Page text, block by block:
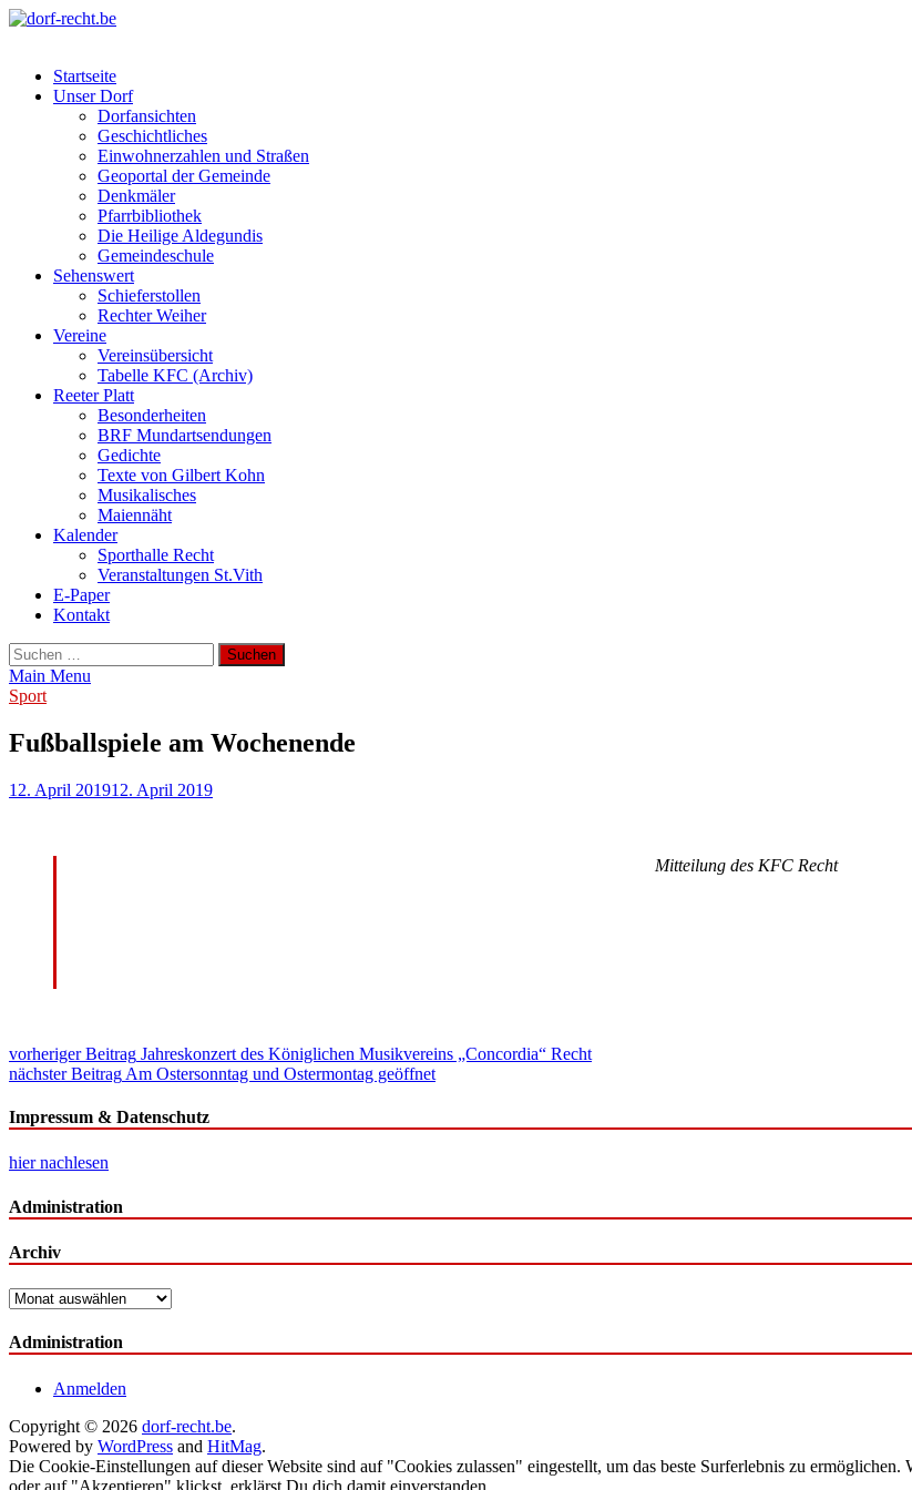
Skip
Startseite
Unser Dorf
Dorfansichten
Geschichtliches
Einwohnerzahlen und Straßen
Geoportal der Gemeinde
Denkmäler
Pfarrbibliothek
Die Heilige Aldegundis
Gemeindeschule
Sehenswert
Schieferstollen
Rechter Weiher
Vereine
Vereinsübersicht
Tabelle KFC (Archiv)
Reeter Platt
Besonderheiten
BRF Mundartsendungen
Gedichte
Texte von Gilbert Kohn
Musikalisches
Maiennäht
Kalender
Sporthalle Recht
Veranstaltungen St.Vith
E-Paper
Kontakt
Suchen
nach:
Main Menu
Sport
Fußballspiele am Wochenende
12. April 201912. April 2019
Mitteilung des KFC Recht
Beitragsnavigation
vorheriger Beitrag Jahreskonzert des Königlichen Musikvereins „Concordia“ Recht
nächster Beitrag Am Ostersonntag und Ostermontag geöffnet
Impressum & Datenschutz
hier nachlesen
Administration
Archiv
Archiv
Administration
Anmelden
Copyright © 2026 dorf-recht.be.
Powered by WordPress and HitMag.
Die Cookie-Einstellungen auf dieser Website sind auf "Cookies zulassen" eingestellt, um das beste Surferlebnis zu
oder auf "Akzeptieren" klickst, erklärst Du dich damit einverstanden.